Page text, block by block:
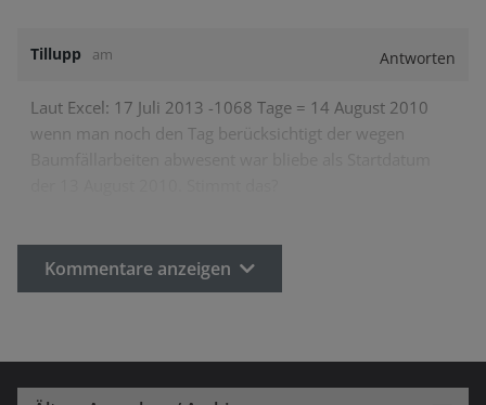
Tillupp am Antworten
Laut Excel: 17 Juli 2013 -1068 Tage = 14 August 2010
wenn man noch den Tag berücksichtigt der wegen
Kommentare anzeigen